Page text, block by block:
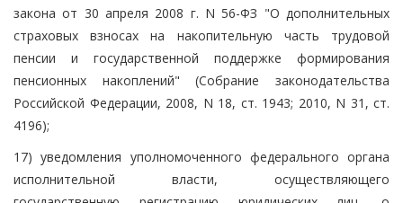
закона от 30 апреля 2008 г. N 56-ФЗ "О дополнительных
страховых взносах на накопительную часть трудовой
пенсии и государственной поддержке формирования
пенсионных накоплений" (Собрание законодательства
Российской Федерации, 2008, N 18, ст. 1943; 2010, N 31, ст.
4196);
17) уведомления уполномоченного федерального органа
исполнительной власти, осуществляющего